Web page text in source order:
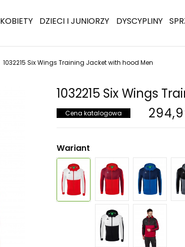
KOBIETY DZIECI I JUNIORZY DYSCYPLINY
1032215 Six Wings Training Jacket with hood Men
1032215 Six Wings
Cena katalogowa
Wariant